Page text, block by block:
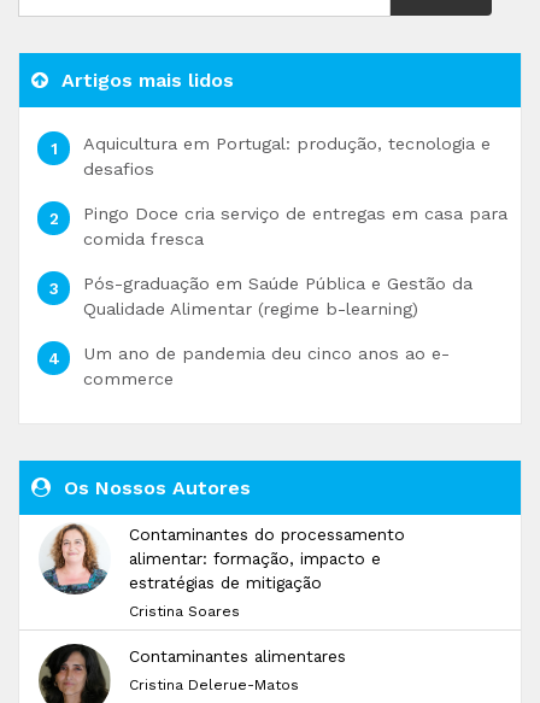
Artigos mais lidos
Aquicultura em Portugal: produção, tecnologia e
desafios
Pingo Doce cria serviço de entregas em casa para
comida fresca
Pós-graduação em Saúde Pública e Gestão da
Qualidade Alimentar (regime b-learning)
Um ano de pandemia deu cinco anos ao e-
commerce
Os Nossos Autores
Contaminantes do processamento
alimentar: formação, impacto e
estratégias de mitigação
Cristina Soares
Contaminantes alimentares
Cristina Delerue-Matos